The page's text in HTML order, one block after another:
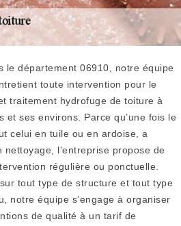
le département 06910, notre équipe
toute intervention pour le
traitement hydrofuge de toiture à
et ses environs. Parce qu’une fois le
celui en tuile ou en ardoise, a
nettoyage, l’entreprise propose de
régulière ou ponctuelle.
tout type de structure et tout type
notre équipe s’engage à organiser
de qualité à un tarif de